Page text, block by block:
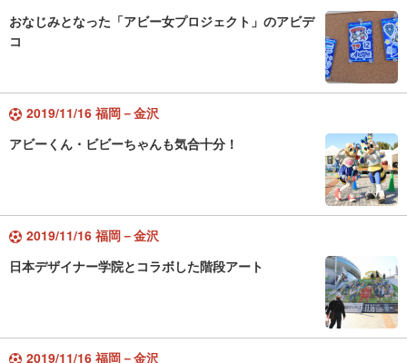
おなじみとなった「アビー女プロジェクト」のアビデ
コ
2019/11/16 福岡－金沢
アビーくん・ビビーちゃんも気合十分！
2019/11/16 福岡－金沢
日本デザイナー学院とコラボした階段アート
2019/11/16 福岡－金沢